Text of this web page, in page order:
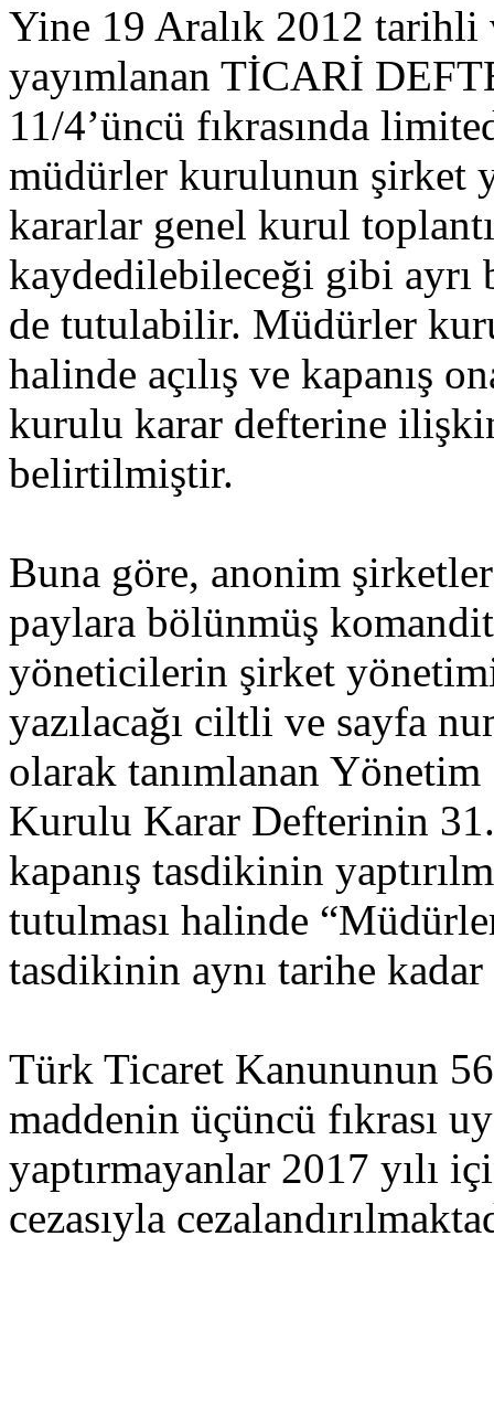
Yine 19 Aralık 2012 tarihli
yayımlanan TİCARİ
11/4’üncü fıkrasında
müdürler kurulunun şirket
kararlar genel kurul
kaydedilebileceği gibi
de tutulabilir. Müdürler
halinde açılış ve kapanış
kurulu karar defterine
belirtilmiştir.
Buna göre, anonim
paylara bölünmüş
yöneticilerin şirket
yazılacağı ciltli ve sayfa
olarak tanımlanan Yönetim
Kurulu Karar Defterinin
kapanış tasdikinin
tutulması halinde
tasdikinin aynı tarihe kadar
Türk Ticaret Kanununun
maddenin üçüncü fıkrası
yaptırmayanlar 2017 yılı
cezasıyla